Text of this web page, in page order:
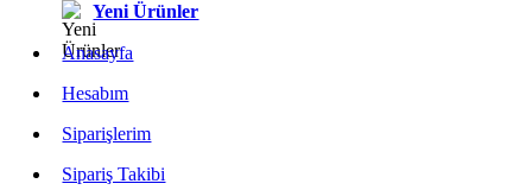
Yeni Ürünler
Anasayfa
Hesabım
Siparişlerim
Sipariş Takibi